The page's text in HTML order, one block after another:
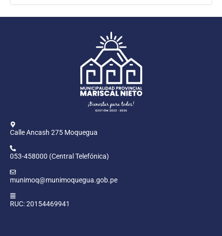
Calle Ancash 275 Moquegua
053-458000 (Central Telefónica)
munimoq@munimoquegua.gob.pe
RUC: 20154469941